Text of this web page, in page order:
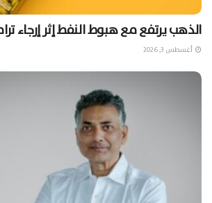
الذهب يرتفع مع هبوط النفط إثر إرجاء
أغسطس 3, 2026